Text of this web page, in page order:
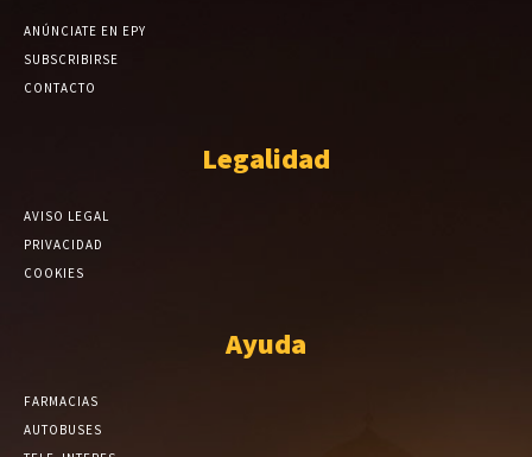
ANÚNCIATE EN EPY
SUBSCRIBIRSE
CONTACTO
Legalidad
AVISO LEGAL
PRIVACIDAD
COOKIES
Ayuda
FARMACIAS
AUTOBUSES